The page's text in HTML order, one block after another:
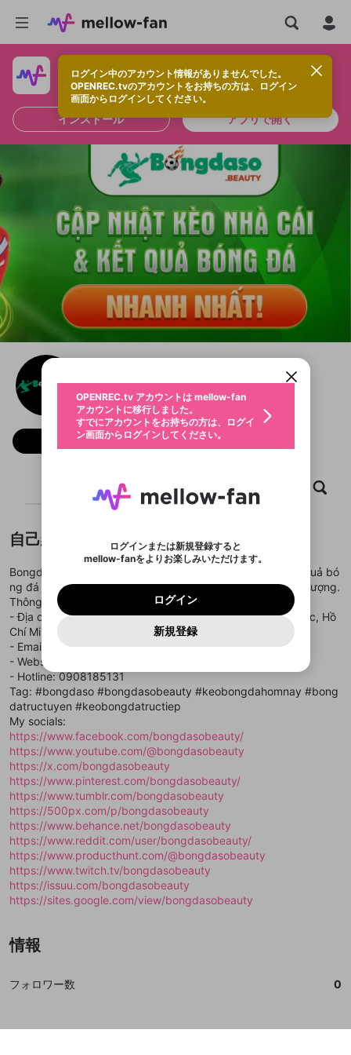
ログイン中のアカウント情報がありませんでした。
OPENREC.tvのアカウントをお持ちの方は、ログイン
画面からログインしてください。
快適に視聴するなら、アプリをインストールしよう！
インストール アプリで開く
Trang Bongdaso
@bongdasobeauty
フォロー
動画 キャプチャ プレイリスト
自己紹介
Bongdaso là trang web uy tín tại Việt Nam, cung cấp kết quả bó
ng đá nhanh, tin tức nóng hổi và tỷ lệ kèo trực tuyến chất lượng.
Thông tin liên hệ:
- Địa chỉ: 1447 Đ. Nguyễn Duy Trinh, Long Trường, Thủ Đức, Hồ
Chí Minh, Việt Nam
- Email: bongdasobeauty@gmail.com
- Website:
- Hotline: 0908185131
Tag: #bongdaso #bongdasobeauty #keobongdahomnay #bong
datructuyen #keobongdatructiep
My socials:
https://www.facebook.com/bongdasobeauty/
https://www.youtube.com/@bongdasobeauty
https://x.com/bongdasobeauty
https://www.pinterest.com/bongdasobeauty/
https://www.tumblr.com/bongdasobeauty
https://500px.com/p/bongdasobeauty
https://www.behance.net/bongdasobeauty
https://www.reddit.com/user/bongdasobeauty/
https://www.producthunt.com/@bongdasobeauty
https://www.twitch.tv/bongdasobeauty
https://issuu.com/bongdasobeauty
https://sites.google.com/view/bongdasobeauty
情報
フォロワー数 0
ブロックリストに追加しますか？
キャンセル OK
この動画の公開は終了しました
OK
ファンレター
応援している配信者にファンレターを送ることがで
※ファンレター機能は有料サービスです。
固定動画に設定
マイページに表示されている動画 (ライブ配信、配
信予定、アーカイブ、アップロード動画) をページ
のトップに1つ固定できます。動画タイトル横のメ
ニューより設定することができます。
動画プレイリストを選択
動画のプレイリストを一つ選択すると、そのプレイ
ることができます。
動画プレイリストを選択
選択できるプレイリストがありません。
動画プレイリストがありません
閉じる
ポイントが不足しています
ご確認ください
した。 サービスを利用するには変更後の内容を
を確認しました。
確認しました
OPENREC.tv アカウントは mellow-fan
アカウントに移行しました。
新規登録
メールアドレスで新規登録
または
Google
Yahoo! JAPAN
Appleでサインアップ
mellow-fanの利用規約・プライバシーポリシー・外部
サービスとのID連携に関する同意事項
で、次にお進みください
新規登録
@
次にお進みください。
アカウント作成
mellow-fanからのお得な情報をメールで受
け取る
OPENREC.tvアカウントはmellow-fanア
カウントに統合しました。
ログイン
メールアドレスでログイン
または
Google
Yahoo! JAPAN
Appleでサインイン
mellow-fanの利用規約・プライバシーポリシー・外部
サービスとのID連携に関する同意事項
で、次にお進みください
ログイン
ログイン
パスワードを忘れた方はこちら
アカウントをお持ちですか？アカウントを作成する
OPENREC.tv アカウントは mellow-fan
アカウントに移行しました。
すでにアカウントをお持ちの方は、ログイ
ン画面からログインしてください。
ログインまたは新規登録すると
mellow-fanをよりお楽しみいただけます。
ログイン
新規登録
登録したメールアドレスを入力し、送信してくださ
再設定する
入力していただいたメールアドレ
スに、パスワード再設定用URLを
のでご確認ください
OK
パーソナルデータの登録
年 月
生年月は登録後に変更できません。
お住まいの地域
ご登録いただいた情報はサービスの向上を目的
として使用いたします。
一部サービスをご利用いただくには、生年月の
登録が必要です。
登録
あとで登録
認証コードの入力
メイン及びcs.openrec.co.jpドメイン）が受信拒否設
定に含まれていないかご確認ください。
入力
セッションの有効期限が切れたた
プレミアム会員に入会
不適切なユーザーとして報告しま
すか？
問題を選択してください
わいせつな表現
著作権の侵害
なりすまし行為
出会いを誘導する行為
ねずみ講やマルチ商法
誤解を招く配信設定
ゲームの録画禁止区域の配信
改造版・海賊版ソフトの配信
政治的・宗教的・人種的な内容
その他の問題
0
報告された問題については、利用規約に違反しているか
どうかをスタッフが確認します。
用することは、利用規約違反になります。
送信
サブスクシェア
閉じる
限定コミュニティ参加方法
Discordアカウントをお持ちでない方
Discordアカウントを作成
Discordは第三者が提供するコミュニティーサービスで、
mellow-fanとは関わりがありません。Discordに関してのお
問い合わせにはお答えすることができません。Discordの仕
様変更により、限定コミュニティ特典の提供が終了する可能
します。
外部サービスとのID連携に関する同意事項
Discordとは？ Discordに参加する